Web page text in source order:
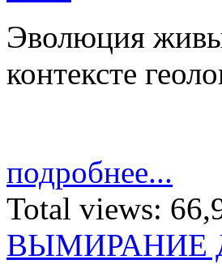
Эволюция
контексте
подробнее...
Total views:
ВЫМИРАНИЕ